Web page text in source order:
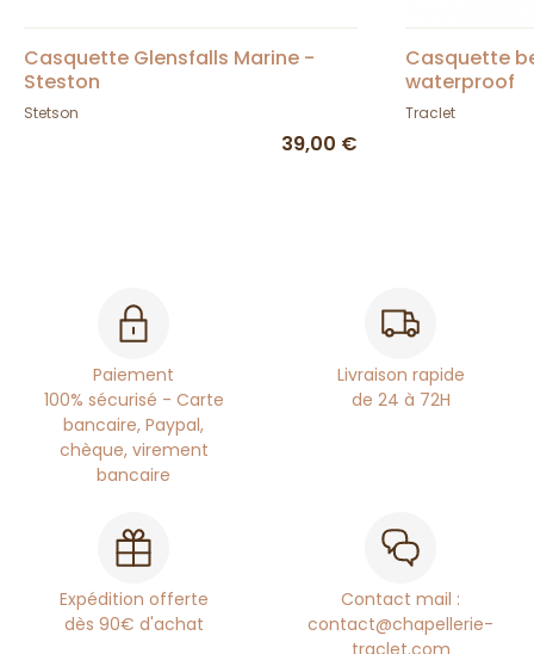
Casquette Glensfalls Marine -
Steston
Stetson
39,00 €
Casquette
waterproof
Traclet
Paiement
100% sécurisé - Carte
bancaire, Paypal,
chèque, virement
bancaire
Livraison rapide
de 24 à 72H
Expédition offerte
dès 90€ d'achat
Contact mail :
contact@chapellerie-